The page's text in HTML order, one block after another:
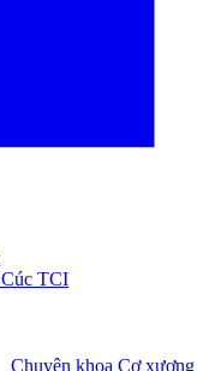
TCI
Chuyên khoa Cơ